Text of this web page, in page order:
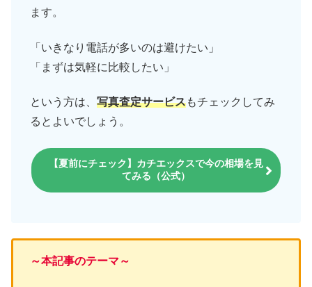
ます。
「いきなり電話が多いのは避けたい」
「まずは気軽に比較したい」
という方は、 写真査定サービスもチェックしてみ
るとよいでしょう。
【夏前にチェック】カチエックスで今の相場を見
てみる（公式）
～本記事のテーマ～